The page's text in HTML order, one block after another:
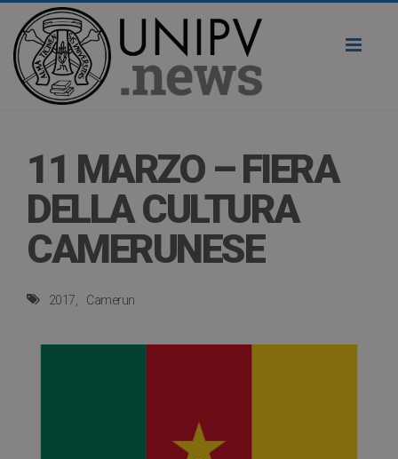
11 MARZO – FIERA
DELLA CULTURA
CAMERUNESE
2017 Camerun